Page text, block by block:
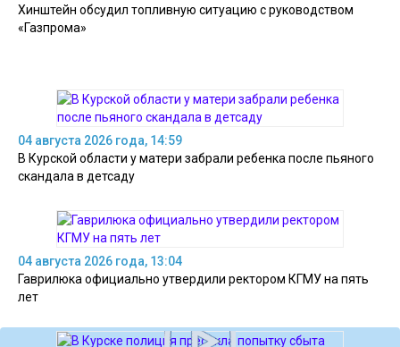
Хинштейн обсудил топливную ситуацию с руководством
«Газпрома»
04 августа 2026 года, 14:59
В Курской области у матери забрали ребенка после пьяного
скандала в детсаду
04 августа 2026 года, 13:04
Гаврилюка официально утвердили ректором КГМУ на пять
лет